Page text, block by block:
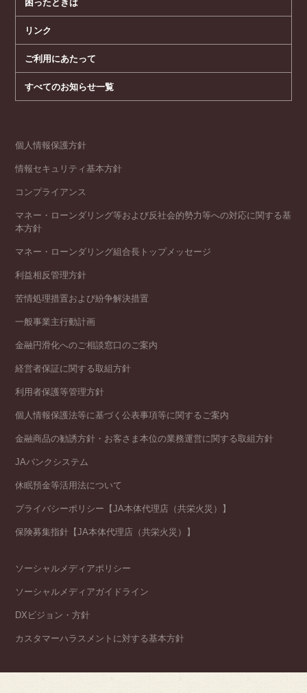
困ったときは
リンク
ご利用にあたって
すべてのお知らせ一覧
個人情報保護方針
情報セキュリティ基本方針
コンプライアンス
マネー・ローンダリング等および反社会的勢力等への対応に関する基
本方針
マネー・ローンダリング組合長トップメッセージ
利益相反管理方針
苦情処理措置および紛争解決措置
一般事業主行動計画
金融円滑化へのご相談窓口のご案内
経営者保証に関する取組方針
利用者保護等管理方針
個人情報保護法等に基づく公表事項等に関するご案内
金融商品の勧誘方針・お客さま本位の業務運営に関する取組方針
JAバンクシステム
休眠預金等活用法について
プライバシーポリシー【JA本体代理店（共栄火災）】
保険募集指針【JA本体代理店（共栄火災）】
ソーシャルメディアポリシー
ソーシャルメディアガイドライン
DXビジョン・方針
カスタマーハラスメントに対する基本方針